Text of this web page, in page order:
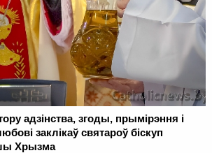
адзінства, згоды, прымірэння і
заклікаў святароў біскуп
Хрызма